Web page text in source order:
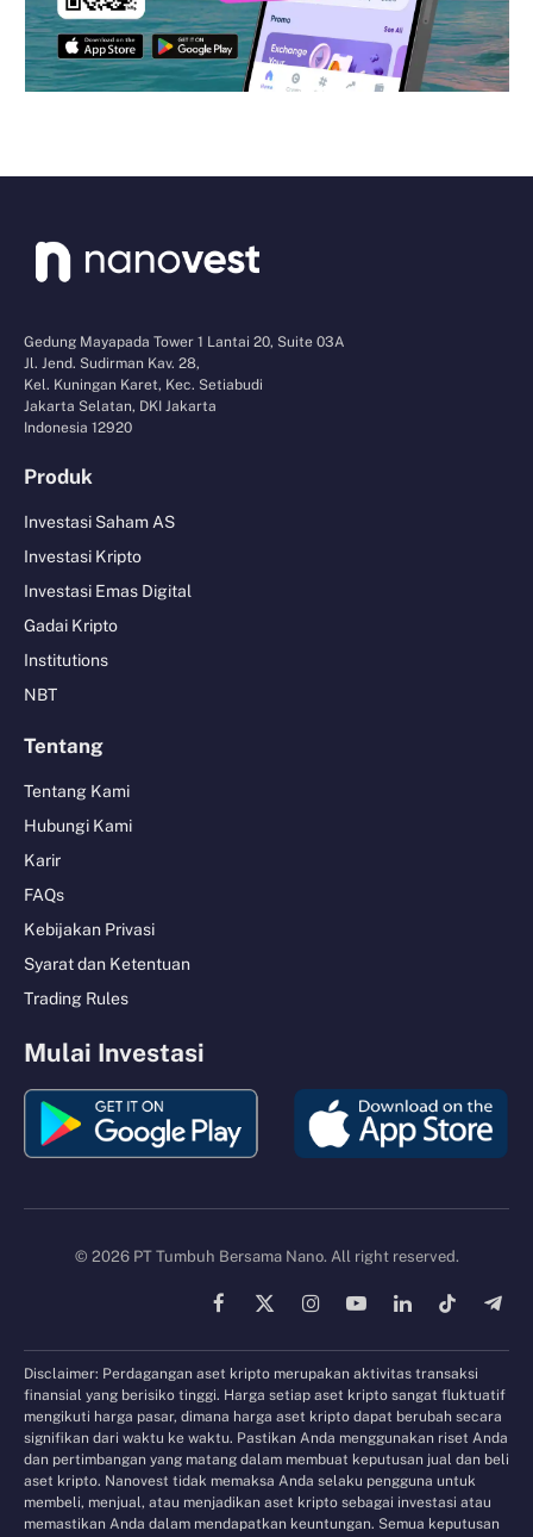
Gedung Mayapada Tower 1 Lantai 20, Suite 03A
Jl. Jend. Sudirman Kav. 28,
Kel. Kuningan Karet, Kec. Setiabudi
Jakarta Selatan, DKI Jakarta
Indonesia 12920
Produk
Investasi Saham AS
Investasi Kripto
Investasi Emas Digital
Gadai Kripto
Institutions
NBT
Tentang
Tentang Kami
Hubungi Kami
Karir
FAQs
Kebijakan Privasi
Syarat dan Ketentuan
Trading Rules
Mulai Investasi
© 2026 PT Tumbuh Bersama Nano. All right reserved.
Facebook
X
InstagramYouTubeLinkedInTikTok
Disclaimer: Perdagangan aset kripto merupakan aktivitas transaksi
finansial yang berisiko tinggi. Harga setiap aset kripto sangat fluktuatif
mengikuti harga pasar, dimana harga aset kripto dapat berubah secara
signifikan dari waktu ke waktu. Pastikan Anda menggunakan riset Anda
dan pertimbangan yang matang dalam membuat keputusan jual dan beli
aset kripto. Nanovest tidak memaksa Anda selaku pengguna untuk
membeli, menjual, atau menjadikan aset kripto sebagai investasi atau
memastikan Anda dalam mendapatkan keuntungan. Semua keputusan